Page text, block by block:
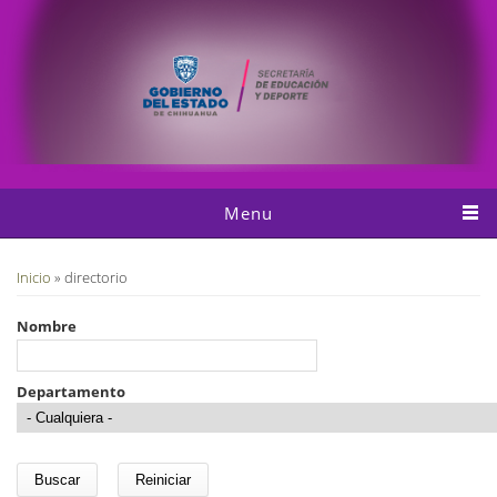
Menu
Usted está aquí
Inicio » directorio
Nombre
Departamento